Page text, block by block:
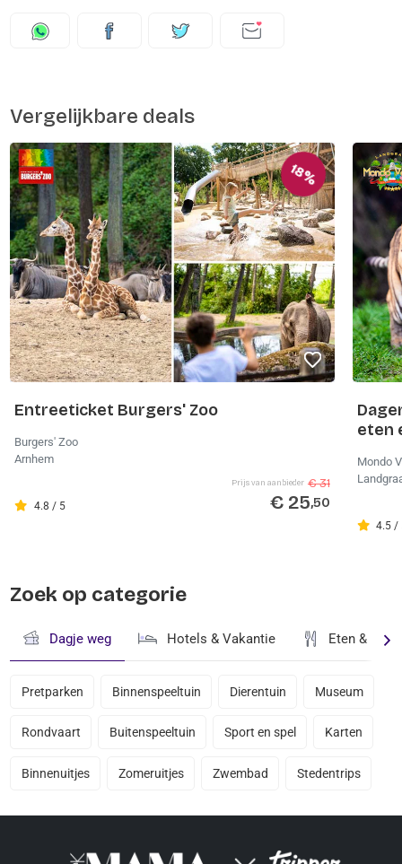
Vergelijkbare deals
18%
Entreeticket Burgers' Zoo
Burgers' Zoo
Arnhem
4.8 / 5
Prijs van aanbieder € 31
€ 25,50
eten
Mondo
4.5 /
Zoek op categorie
Dagje weg Hotels & Vakantie Eten &
Pretparken Binnenspeeltuin Dierentuin Museum
Rondvaart Buitenspeeltuin Sport en spel Karten
Binnenuitjes Zomeruitjes Zwembad Stedentrips